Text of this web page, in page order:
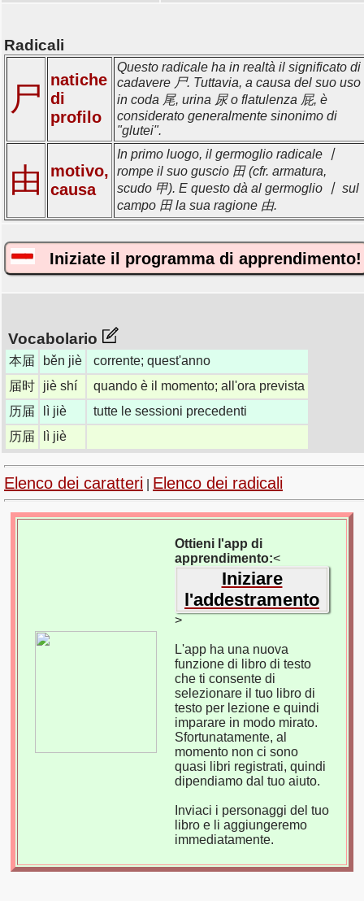
Radicali
尸
natiche
di
profilo
Questo radicale ha in realtà il significato di
cadavere 尸. Tuttavia, a causa del suo uso
in coda 尾, urina 尿 o flatulenza 屁, è
considerato generalmente sinonimo di
"glutei".
由
motivo,
causa
In primo luogo, il germoglio radicale 丨
rompe il suo guscio 田 (cfr. armatura,
scudo 甲). E questo dà al germoglio 丨 sul
campo 田 la sua ragione 由.
Iniziate il programma di apprendimento!
Vocabolario
本届 běn jiè
corrente; quest'anno
届时
jiè shí
quando è il momento; all'ora prevista
历届
lì jiè
tutte le sessioni precedenti
历届
lì jiè
Elenco dei caratteri Elenco dei radicali
Ottieni l'app di
apprendimento:<
Iniziare
l'addestramento
>
L'app ha una nuova
funzione di libro di testo
che ti consente di
selezionare il tuo libro di
testo per lezione e quindi
imparare in modo mirato.
Sfortunatamente, al
momento non ci sono
quasi libri registrati, quindi
dipendiamo dal tuo aiuto.
Inviaci i personaggi del tuo
libro e li aggiungeremo
immediatamente.